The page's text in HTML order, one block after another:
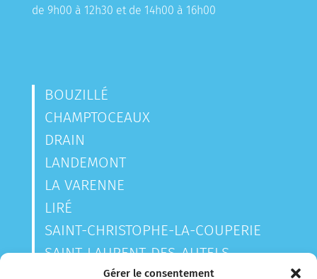
Gérer le consentement
de 9h00 à 12h30 et de 14h00 à 16h00
BOUZILLÉ
CHAMPTOCEAUX
DRAIN
LANDEMONT
LA VARENNE
LIRÉ
SAINT-CHRISTOPHE-LA-COUPERIE
SAINT-LAURENT-DES-AUTELS
SAINT-SAUVEUR-DE-LANDEMONT